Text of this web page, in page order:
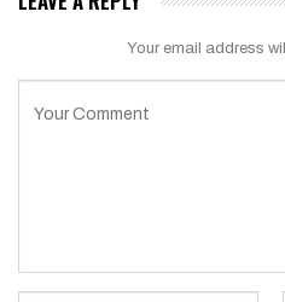
Your email address